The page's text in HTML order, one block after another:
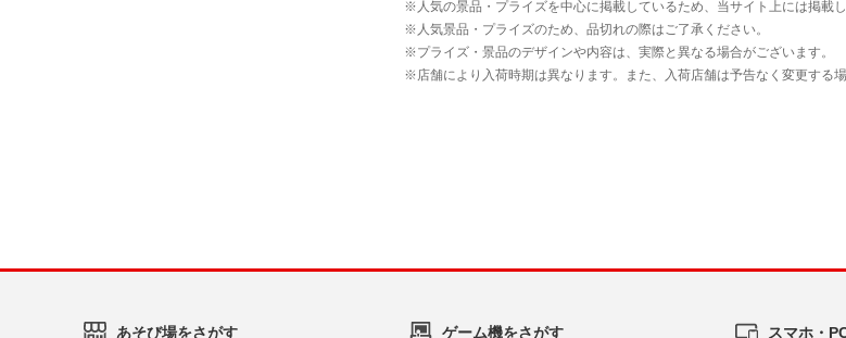
あそび場をさがす ゲーム機をさがす スマホ・